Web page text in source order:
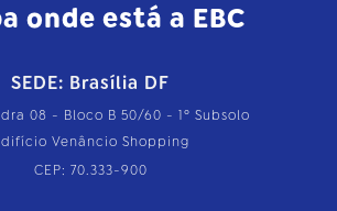
onde está a EBC
SEDE: Brasília DF
08 - Bloco B 50/60 - 1º Subsolo
Venâncio Shopping
CEP: 70.333-900